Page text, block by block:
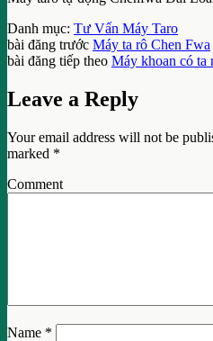
Danh mục: Tư Vấn Máy Taro
bài đăng trước Máy ta rô Chen Fwa
bài đăng tiếp theo Máy khoan có ta
Leave a Reply
Your email address will not be
marked *
Comment
Name *